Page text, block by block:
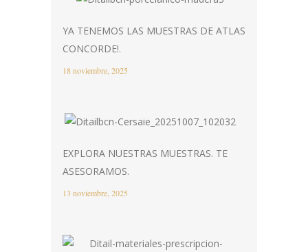
YA TENEMOS LAS MUESTRAS DE ATLAS
CONCORDE!.
18 noviembre, 2025
EXPLORA NUESTRAS MUESTRAS. TE
ASESORAMOS.
13 noviembre, 2025